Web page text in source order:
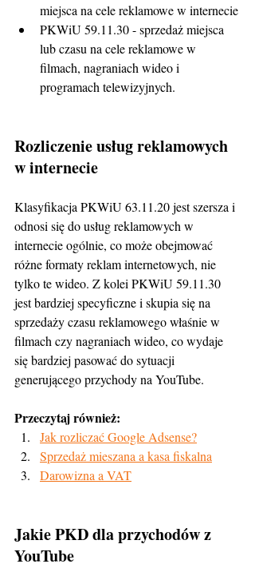
miejsca na cele reklamowe w internecie
PKWiU 59.11.30 - sprzedaż miejsca
lub czasu na cele reklamowe w
filmach, nagraniach wideo i
programach telewizyjnych.
Rozliczenie usług reklamowych
w internecie
Klasyfikacja PKWiU 63.11.20 jest szersza i
odnosi się do usług reklamowych w
internecie ogólnie, co może obejmować
różne formaty reklam internetowych, nie
tylko te wideo. Z kolei PKWiU 59.11.30
jest bardziej specyficzne i skupia się na
sprzedaży czasu reklamowego właśnie w
filmach czy nagraniach wideo, co wydaje
się bardziej pasować do sytuacji
generującego przychody na YouTube.
Przeczytaj również:
Jak rozliczać Google Adsense?
Sprzedaż mieszana a kasa fiskalna
Darowizna a VAT
Jakie PKD dla przychodów z
YouTube